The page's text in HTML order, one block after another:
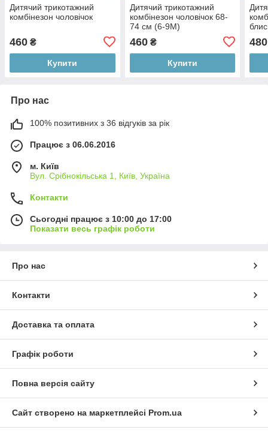
Дитячий трикотажний
комбінезон чоловічок
460 ₴
Купити
Дитячий трикотажний
комбінезон чоловічок 68-
74 см (6-9M)
460₴
Купити
480
Про нас
100% позитивних з 36 відгуків за рік
Працює з 06.06.2016
м. Київ
Вул. Срібнокільська 1, Київ, Україна
Контакти
Сьогодні працює з 10:00 до 17:00
Показати весь графік роботи
Про нас
Контакти
Доставка та оплата
Графік роботи
Повна версія сайту
Сайт створено на маркетплейсі Prom.ua